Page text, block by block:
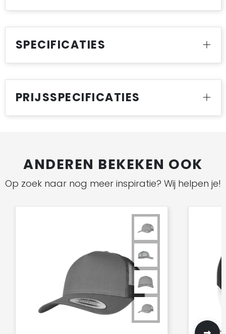
SPECIFICATIES
PRIJSSPECIFICATIES
ANDEREN BEKEKEN OOK
Op zoek naar nog meer inspiratie? Wij helpen je!